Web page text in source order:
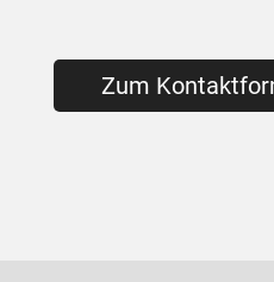
Zum